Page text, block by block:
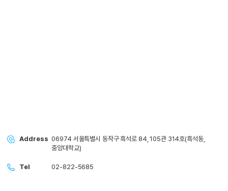
Address 06974 서울특별시 동작구 흑석로 84, 105관 314호(흑석동,
중앙대학교)
Tel 02-822-5685